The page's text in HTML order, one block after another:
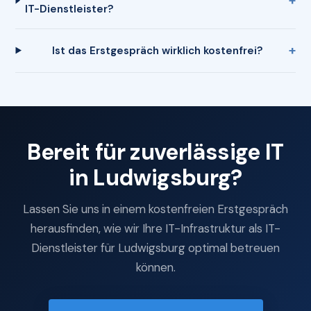
IT-Dienstleister?
Ist das Erstgespräch wirklich kostenfrei?
Bereit für zuverlässige IT
in Ludwigsburg?
Lassen Sie uns in einem kostenfreien Erstgespräch
herausfinden, wie wir Ihre IT-Infrastruktur als IT-
Dienstleister für Ludwigsburg optimal betreuen
können.